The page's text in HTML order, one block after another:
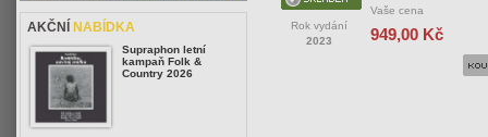
Rok vydání
2023
Vaše cena
949,00 Kč
AKČNÍ NABÍDKA
Supraphon letní
kampaň Folk &
Country 2026